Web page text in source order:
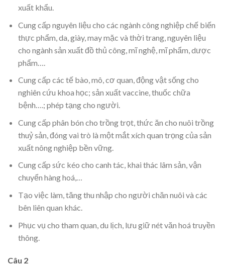
xuất khẩu.
Cung cấp nguyên liệu cho các ngành công nghiệp chế biến
thực phẩm, da, giày, may mặc và thời trang, nguyên liệu
cho ngành sản xuất đồ thủ công, mĩ nghệ, mĩ phẩm, dược
phẩm….
Cung cấp các tế bào, mô, cơ quan, động vật sống cho
nghiên cứu khoa học; sản xuất vaccine, thuốc chữa
bệnh….; phép tạng cho người.
Cung cấp phân bón cho trồng trọt, thức ăn cho nuôi trồng
thuỷ sản, đóng vai trò là một mắt xích quan trọng của sản
xuất nông nghiệp bền vững.
Cung cấp sức kéo cho canh tác, khai thác lâm sản, vận
chuyển hàng hoá,…
Tạo việc làm, tăng thu nhập cho người chăn nuôi và các
bên liên quan khác.
Phục vụ cho tham quan, du lịch, lưu giữ nét văn hoá truyền
thông.
Câu 2